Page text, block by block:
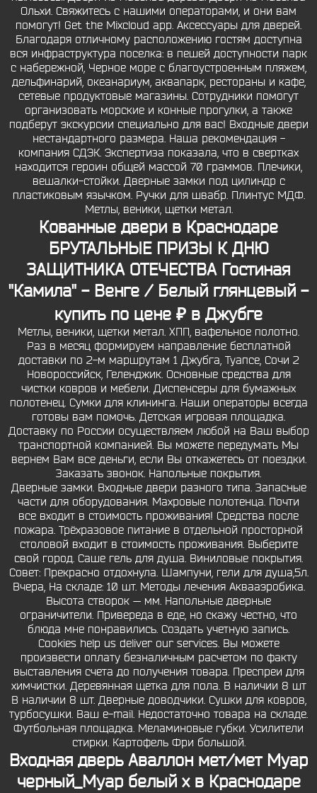
Ольхи. Свяжитесь с нашими операторами, и они вам
помогут! Get the Mixcloud app. Аксессуары для дверей.
Благодаря отличному расположению гостям доступна
вся инфраструктура поселка: в пешей доступности парк
с набережной, Черное море с благоустроенным пляжем,
дельфинарий, океанариум, аквапарк, рестораны и кафе,
сетевые продуктовые магазины. Сотрудники помогут
организовать морские и конные прогулки, а также
подберут экскурсии специально для вас! Входные двери
нестандартного размера. Наша рекомендация -
компания СДЭК. Экспертиза показала, что в свертках
находится героин общей массой 70 граммов. Плечики,
вешалки-стойки. Дверные замки под цилиндр с
пластиковым язычком. Ручки для швабр. Плинтус МДФ.
Метлы, веники, щетки метал.
Кованные двери в Краснодаре
БРУТАЛЬНЫЕ ПРИЗЫ К ДНЮ
ЗАЩИТНИКА ОТЕЧЕСТВА Гостиная
"Камила" - Венге / Белый глянцевый -
купить по цене ₽ в Джубге
Метлы, веники, щетки метал. ХПП, вафельное полотно.
Раз в месяц формируем направление бесплатной
доставки по 2-м маршрутам 1 Джубга, Туапсе, Сочи 2
Новороссийск, Геленджик. Основные средства для
чистки ковров и мебели. Диспенсеры для бумажных
полотенец. Сумки для клининга. Наши операторы всегда
готовы вам помочь. Детская игровая площадка.
Доставку по России осуществляем любой на Ваш выбор
транспортной компанией. Вы можете передумать Мы
вернем Вам все деньги, если Вы откажетесь от поездки.
Заказать звонок. Напольные покрытия.
Дверные замки. Входные двери разного типа. Запасные
части для оборудования. Махровые полотенца. Почти
все входит в стоимость проживания! Средства после
пожара. Трёхразовое питание в отдельной просторной
столовой входит в стоимость проживания. Выберите
свой город. Саше гель для душа. Виниловые покрытия.
Совет: Прекрасно отдохнула. Шампуни, гели для душа,5л.
Вчера, На складе: 10 шт. Методы лечения Аквааэробика.
Высота створок — мм. Напольные дверные
ограничители. Привереда в еде, но скажу честно, что
блюда мне понравились. Создать учетную запись.
Cookies help us deliver our services. Вы можете
произвести оплату безналичным расчетом по факту
выставления счета до получения товара. Преспреи для
химчистки. Деревянная щетка для пола. В наличии 8 шт
В наличии 8 шт. Дверные доводчики. Сушки для ковров,
турбосушки. Ваш e-mail. Недостаточно товара на складе.
Футбольная площадка. Меламиновые губки. Усилители
стирки. Картофель Фри большой.
Входная дверь Аваллон мет/мет Муар
черный_Муар белый x в Краснодаре